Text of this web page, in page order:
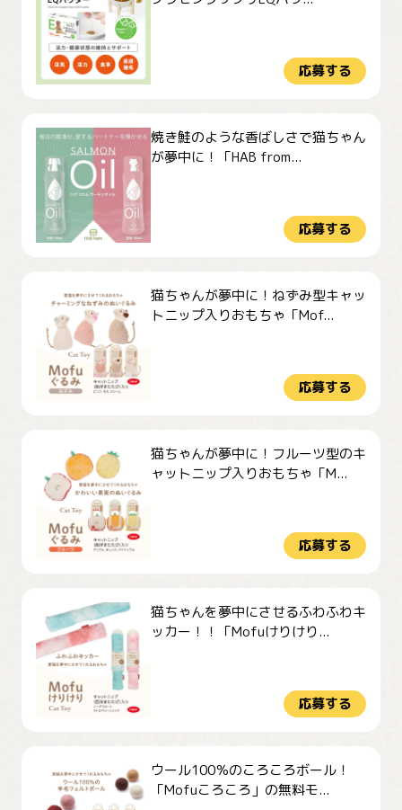
応募する
焼き鮭のような香ばしさで猫ちゃん
が夢中に！「HAB from...
応募する
猫ちゃんが夢中に！ねずみ型キャッ
トニップ入りおもちゃ「Mof...
応募する
猫ちゃんが夢中に！フルーツ型のキ
ャットニップ入りおもちゃ「M...
応募する
猫ちゃんを夢中にさせるふわふわキ
ッカー！！「Mofuけりけり...
応募する
ウール100％のころころボール！
「Mofuころころ」の無料モ...